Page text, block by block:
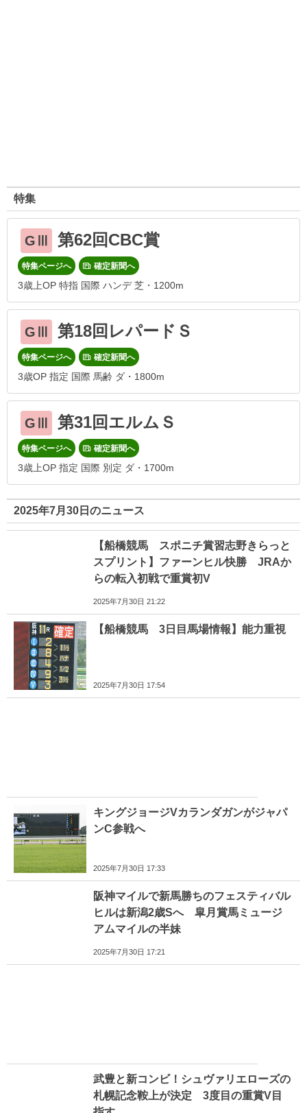
特集
GⅢ 第62回CBC賞
特集ページへ 確定新聞へ
3歳上OP 特指 国際 ハンデ 芝・1200m
GⅢ 第18回レパードＳ
特集ページへ 確定新聞へ
3歳OP 指定 国際 馬齢 ダ・1800m
GⅢ 第31回エルムＳ
特集ページへ 確定新聞へ
3歳上OP 指定 国際 別定 ダ・1700m
2025年7月30日のニュース
【船橋競馬 スポニチ賞習志野きらっと
スプリント】ファーンヒル快勝 JRAか
らの転入初戦で重賞初V
2025年7月30日 21:22
【船橋競馬 3日目馬場情報】能力重視
2025年7月30日 17:54
キングジョージVカランダガンがジャパ
ンC参戦へ
2025年7月30日 17:33
阪神マイルで新馬勝ちのフェスティバル
ヒルは新潟2歳Sへ 皐月賞馬ミュージ
アムマイルの半妹
2025年7月30日 17:21
武豊と新コンビ！シュヴァリエローズの
札幌記念鞍上が決定 3度目の重賞V目